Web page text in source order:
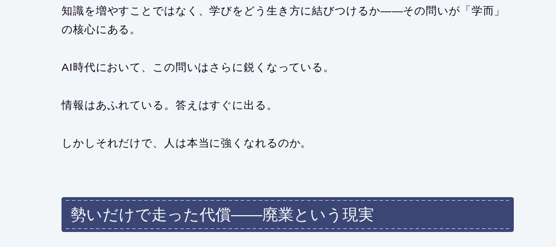
知識を増やすことではなく、学びをどう生き方に結びつけるか——その問いが「学而」
の核心にある。
AI時代において、この問いはさらに鋭くなっている。
情報はあふれている。答えはすぐに出る。
しかしそれだけで、人は本当に強くなれるのか。
勢いだけで走った代償――廃業という現実